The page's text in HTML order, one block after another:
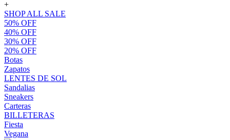
+
SHOP ALL SALE
50% OFF
40% OFF
30% OFF
20% OFF
Botas
Zapatos
LENTES DE SOL
Sandalias
Sneakers
Carteras
BILLETERAS
Fiesta
Vegana